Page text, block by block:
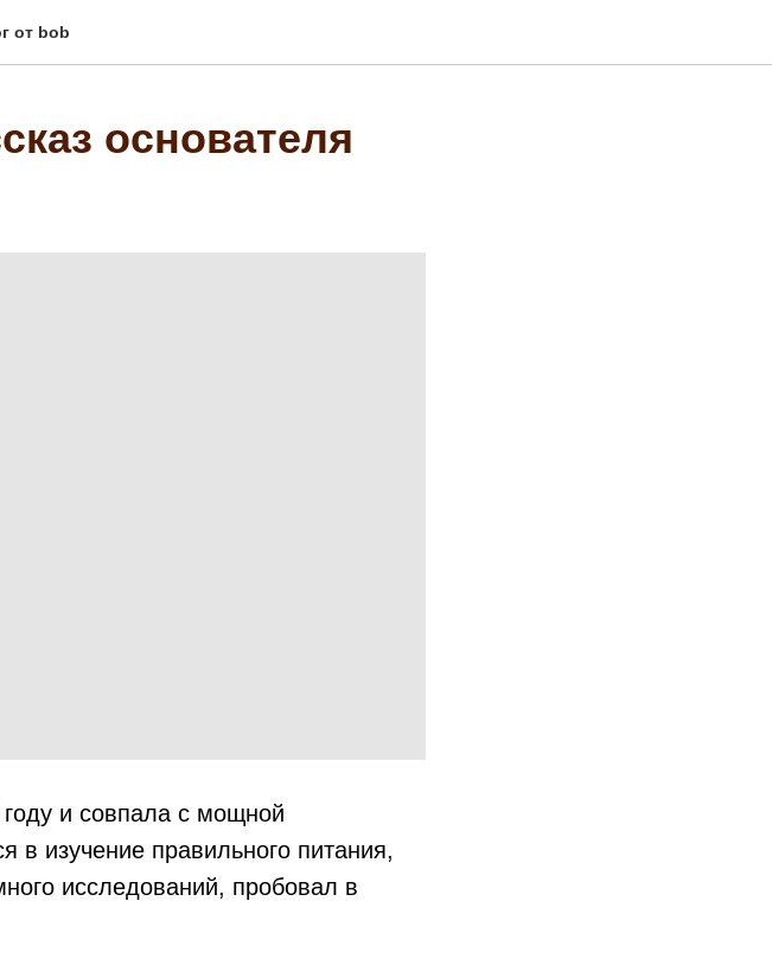
от bob
основателя
и совпала с мощной
изучение правильного питания,
исследований, пробовал в